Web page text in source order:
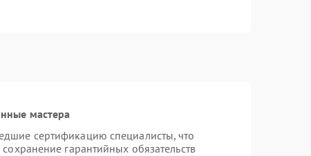
мастера
сертификацию специалисты, что
гарантийных обязательств